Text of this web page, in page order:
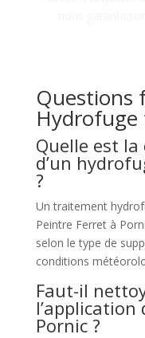
Quelle est la
d’un
?
Un traitement
Peintre Ferret à
selon le type de
conditions
Faut-il
l’application
Pornic ?